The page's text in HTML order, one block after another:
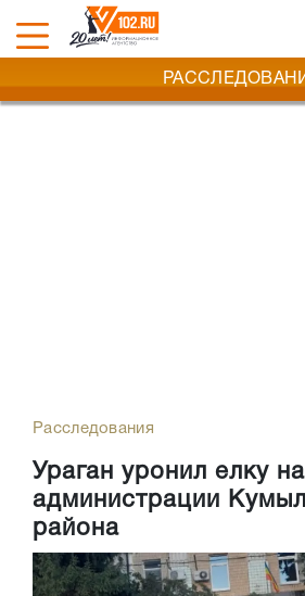
Расследования
Ураган уронил елку
администрации
района